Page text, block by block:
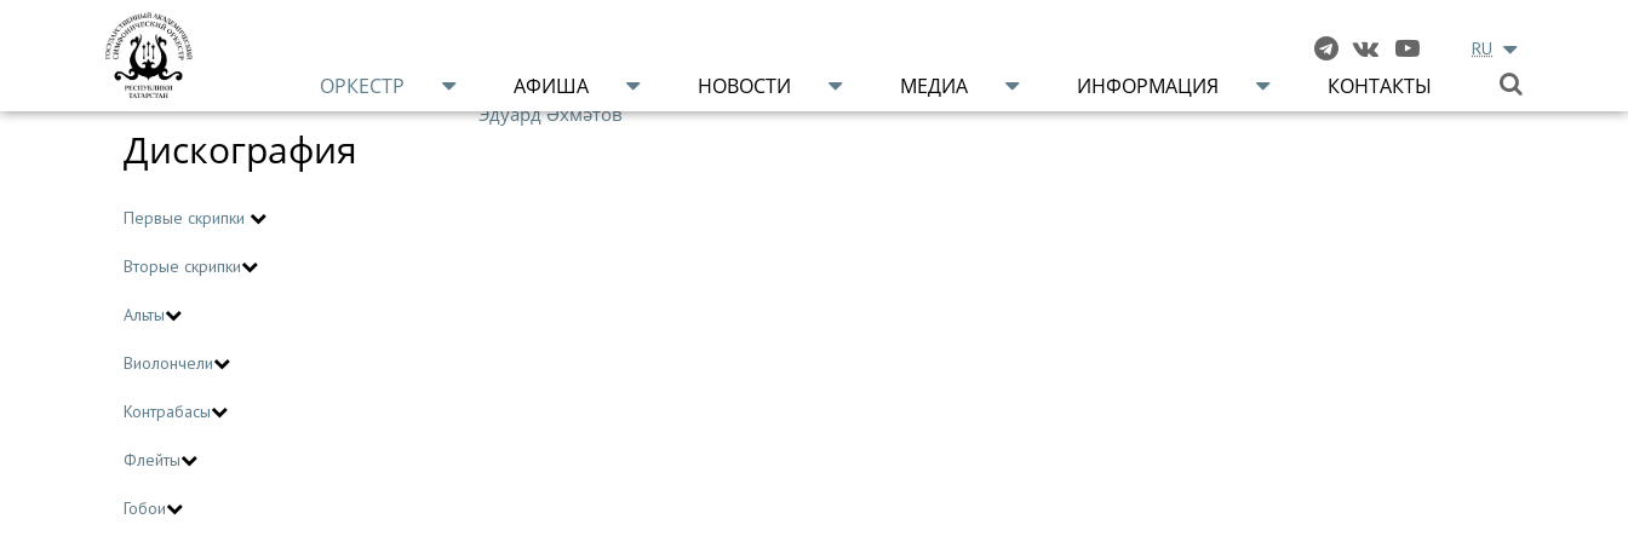
RU
ОРКЕСТР АФИША НОВОСТИ МЕДИА ИНФОРМАЦИЯ КОНТАКТЫ
Дискография
Первые скрипки
Вторые скрипки
Альты
Виолончели
Контрабасы
Флейты
Гобои
Подробнее
Эдуард Әхмәтов